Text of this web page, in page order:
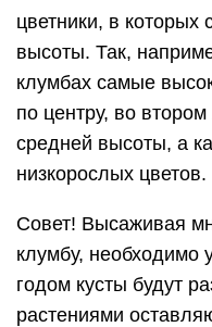
цветники, в которых
высоты. Так,
клумбах самые
по центру, во
средней высоты, а
низкорослых цветов.
Совет! Высаживая
клумбу, необходимо
годом кусты будут
растениями